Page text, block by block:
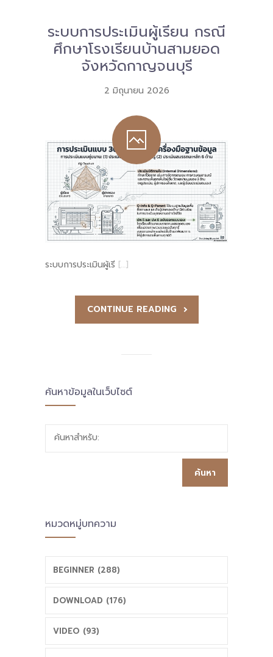
ระบบการประเมินผู้เรียน กรณี
ศึกษาโรงเรียนบ้านสามยอด
จังหวัดกาญจนบุรี
2 มิถุนายน 2026
ระบบการประเมินผู้เรี […]
CONTINUE READING
ค้นหาข้อมูลในเว็บไซต์
ค้นหาสำหรับ:
หมวดหมู่บทความ
BEGINNER (288)
DOWNLOAD (176)
VIDEO (93)